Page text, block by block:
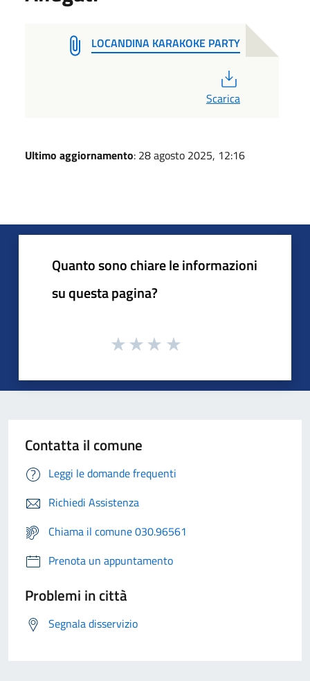
LOCANDINA KARAKOKE PARTY
Scarica
Ultimo aggiornamento: 28 agosto 2025, 12:16
Quanto sono chiare le informazioni
su questa pagina?
Contatta il comune
Leggi le domande frequenti
Richiedi Assistenza
Chiama il comune 030.96561
Prenota un appuntamento
Problemi in città
Segnala disservizio